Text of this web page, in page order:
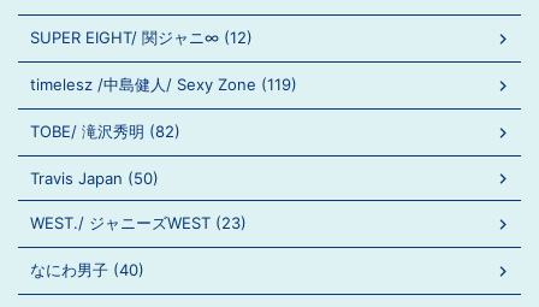
SUPER EIGHT/ 関ジャニ∞ (12)
timelesz /中島健人/ Sexy Zone (119)
TOBE/ 滝沢秀明 (82)
Travis Japan (50)
WEST./ ジャニーズWEST (23)
なにわ男子 (40)